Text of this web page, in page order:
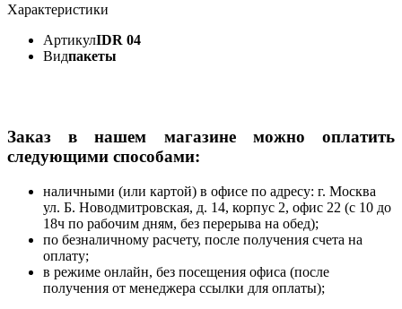
Характеристики
АртикулIDR 04
Видпакеты
Заказ в нашем магазине можно оплатить
следующими способами:
наличными (или картой) в офисе по адресу: г. Москва
ул. Б. Новодмитровская, д. 14, корпус 2, офис 22 (с 10 до
18ч по рабочим дням, без перерыва на обед);
по безналичному расчету, после получения счета на
оплату;
в режиме онлайн, без посещения офиса (после
получения от менеджера ссылки для оплаты);